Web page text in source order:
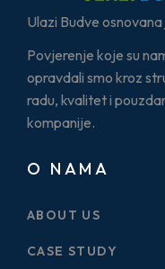
Ulazi Budve
Povjerenje koje su
opravdali smo kroz
radu, kvalitet i
kompanije.
O NAMA
ABOUT US
CASE STUDY